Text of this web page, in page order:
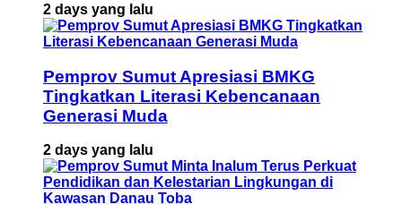
2 days yang lalu
Pemprov Sumut Apresiasi BMKG
Tingkatkan Literasi Kebencanaan
Generasi Muda
2 days yang lalu